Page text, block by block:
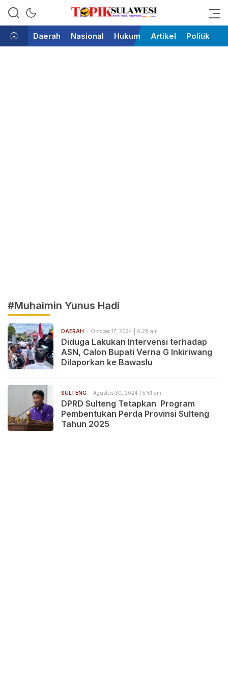
Topik Sulawesi
Bicara Tegas Terpercaya
Daerah
Nasional Hukum Artikel Politik
#Muhaimin Yunus Hadi
DAERAH Oktober 17, 2024 | 6:28 am
Diduga Lakukan Intervensi terhadap
ASN, Calon Bupati Verna G Inkiriwang
Dilaporkan ke Bawaslu
SULTENG Agustus 30, 2024 | 5:51 am
DPRD Sulteng Tetapkan Program
Pembentukan Perda Provinsi Sulteng
Tahun 2025